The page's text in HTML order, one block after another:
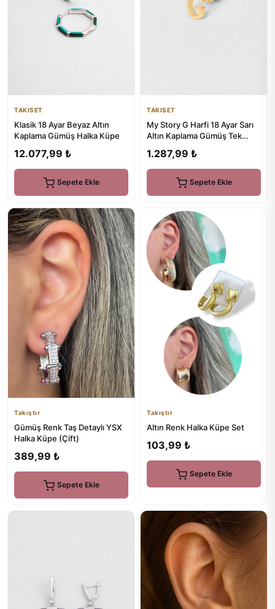
TAKISET
Klasik 18 Ayar Beyaz Altın
Kaplama Gümüş Halka Küpe
12.077,99 ₺
Sepete Ekle
TAKISET
My Story G Harfi 18 Ayar Sarı
Altın Kaplama Gümüş Tek
1.287,99 ₺
Sepete Ekle
Takıştır
Gümüş Renk Taş Detaylı YSX
Halka Küpe (Çift)
389,99 ₺
Sepete Ekle
Takıştır
Altın Renk Halka Küpe Set
103,99 ₺
Sepete Ekle